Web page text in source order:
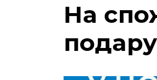
На